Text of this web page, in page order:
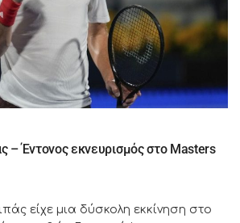
– Έντονος εκνευρισμός στο Masters
είχε μια δύσκολη εκκίνηση στο